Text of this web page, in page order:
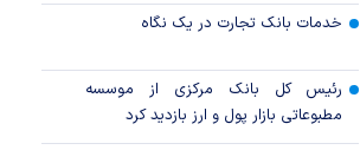
خدمات بانک تجارت در یک نگاه
رئیس کل بانک مرکزی از موسسه
مطبوعاتی بازار پول و ارز بازدید کرد